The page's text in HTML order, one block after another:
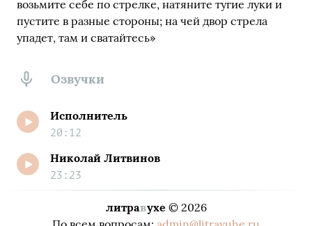
возьмите себе по стрелке, натяните тугие луки и
пустите в разные стороны; на чей двор стрела
упадет, там и сватайтесь»
Озвучки
Исполнитель
20:12
Николай Литвинов
23:23
литравухе © 2026